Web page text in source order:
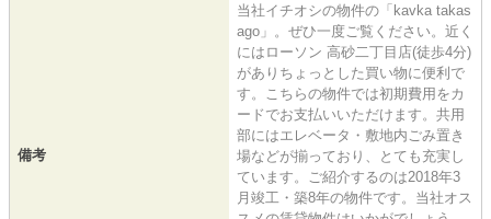
備考
当社イチオシの物件の「kavka takas
ago」。ぜひ一度ご覧ください。近く
にはローソン 高砂二丁目店(徒歩4分)
がありちょっとした買い物に便利で
す。こちらの物件では初期費用をカ
ードでお支払いいただけます。共用
部にはエレベータ・敷地内ごみ置き
場などが揃っており、とても充実し
ています。ご紹介するのは2018年3
月竣工・築8年の物件です。当社オス